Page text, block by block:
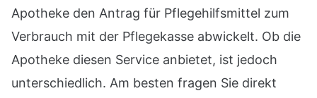
Apotheke den Antrag für Pflegehilfsmittel zum
Verbrauch mit der Pflegekasse abwickelt. Ob die
Apotheke diesen Service anbietet, ist jedoch
unterschiedlich. Am besten fragen Sie direkt